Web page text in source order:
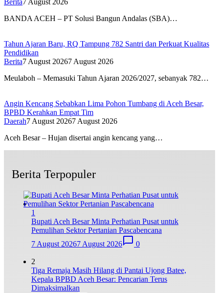
Berita7 August 2026
BANDA ACEH – PT Solusi Bangun Andalas (SBA)…
Tahun Ajaran Baru, RQ Tampung 782 Santri dan Perkuat Kualitas
Pendidikan
Berita7 August 20267 August 2026
Meulaboh – Memasuki Tahun Ajaran 2026/2027, sebanyak 782…
Angin Kencang Sebabkan Lima Pohon Tumbang di Aceh Besar,
BPBD Kerahkan Empat Tim
Daerah7 August 20267 August 2026
Aceh Besar – Hujan disertai angin kencang yang…
Berita Terpopuler
1
Bupati Aceh Besar Minta Perhatian Pusat untuk
Pemulihan Sektor Pertanian Pascabencana
7 August 20267 August 2026 0
2
Tiga Remaja Masih Hilang di Pantai Ujong Batee,
Kepala BPBD Aceh Besar: Pencarian Terus
Dimaksimalkan